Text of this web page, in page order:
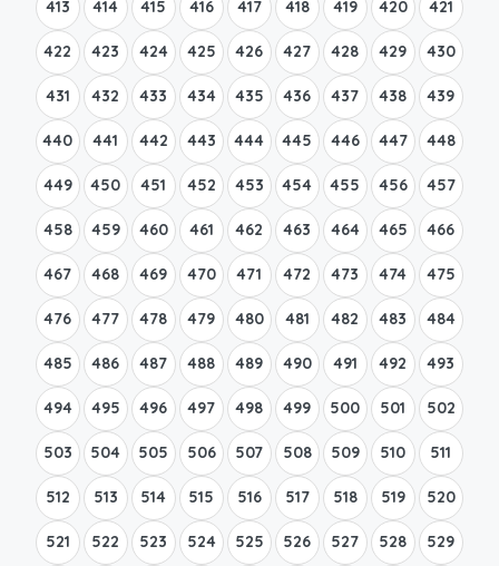
413 414 415 416 417 418 419 420 421
422 423 424 425 426 427 428 429 430
431 432 433 434 435 436 437 438 439
440 441 442 443 444 445 446 447 448
449 450 451 452 453 454 455 456 457
458 459 460 461 462 463 464 465 466
467 468 469 470 471 472 473 474 475
476 477 478 479 480 481 482 483 484
485 486 487 488 489 490 491 492 493
494 495 496 497 498 499 500 501 502
503 504 505 506 507 508 509 510 511
512 513 514 515 516 517 518 519 520
521 522 523 524 525 526 527 528 529